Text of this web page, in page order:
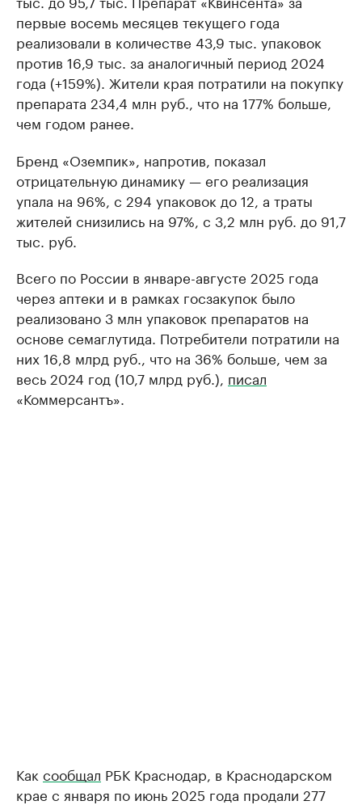
первые восемь месяцев текущего года
реализовали в количестве 43,9 тыс. упаковок
против 16,9 тыс. за аналогичный период 2024
года (+159%). Жители края потратили на покупку
препарата 234,4 млн руб., что на 177% больше,
чем годом ранее.
Бренд «Оземпик», напротив, показал
отрицательную динамику — его реализация
упала на 96%, с 294 упаковок до 12, а траты
жителей снизились на 97%, с 3,2 млн руб. до 91,7
тыс. руб.
Всего по России в январе-августе 2025 года
через аптеки и в рамках госзакупок было
реализовано 3 млн упаковок препаратов на
основе семаглутида. Потребители потратили на
них 16,8 млрд руб., что на 36% больше, чем за
весь 2024 год (10,7 млрд руб.), писал
«Коммерсантъ».
Как сообщал РБК Краснодар, в Краснодарском
крае с января по июнь 2025 года продали 277